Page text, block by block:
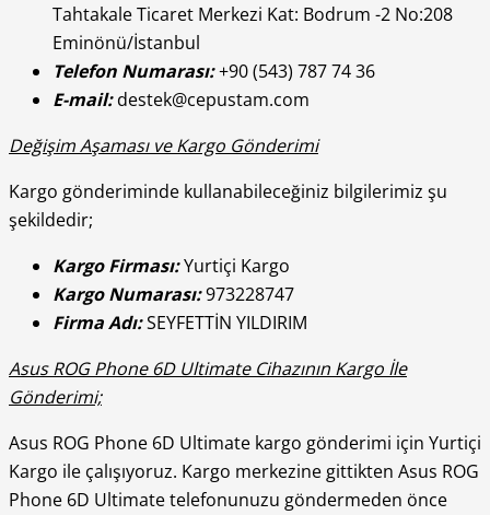
Tahtakale Ticaret Merkezi Kat: Bodrum -2 No:208
Eminönü/İstanbul
Telefon Numarası:+90 (543) 787 74 36
E-mail:destek@cepustam.com
Değişim Aşaması ve Kargo Gönderimi
Kargo gönderiminde kullanabileceğiniz bilgilerimiz şu
şekildedir;
Kargo Firması:Yurtiçi Kargo
Kargo Numarası:973228747
Firma Adı:SEYFETTİN YILDIRIM
Asus ROG Phone 6D Ultimate Cihazının Kargo İle
Gönderimi;
Asus ROG Phone 6D Ultimate kargo gönderimi için Yurtiçi
Kargo ile çalışıyoruz. Kargo merkezine gittikten Asus ROG
Phone 6D Ultimate telefonunuzu göndermeden önce